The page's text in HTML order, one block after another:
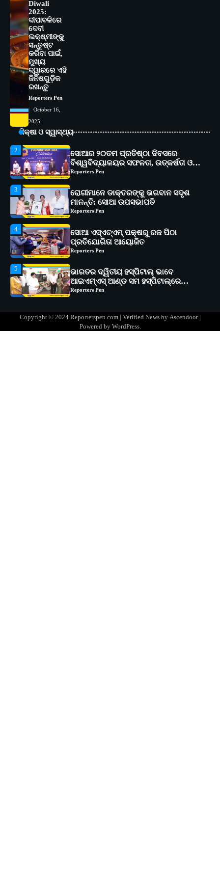
Diwali
2025:
ଦୀପାବଳିରେ
ଦେବୀ
ଲକ୍ଷ୍ମୀଙ୍କୁ
ସନ୍ତୁଷ୍ଟ
କରିବା ପାଇଁ,
ମୁଖ୍ୟ
ଦ୍ୱାରରେ ଏହି
ଜିନିଷଗୁଡ଼ିକ
ରଖନ୍ତୁ
Reporters Pen
October 16,
2025
ଶିକ୍ଷା ଓ ସ୍ୱାସ୍ଥ୍ୟ
5
1
2
ଅଗ୍ରଗତିର ସ୍ମୃତିଚାରଣ
Reporters Pen
3
ରୋଗୀମାନେ ଡାକ୍ତରଙ୍କୁ ଭଗବାନ ସଦୃଶ
ମାନନ୍ତି: ସୋଆ ଉପସଭାପତି
Reporters Pen
4
ସୋଆ ଏସ୍‌ଏଚ୍‌ଏମ୍ ପକ୍ଷରୁ ରଜ ପିଠା
ପ୍ରତିଯୋଗିତା ଆୟୋଜିତ
Reporters Pen
5
ଭାରତର ଦ୍ୱିତୀୟ ହସ୍ପିଟାଲ୍ ଭାବେ
ଆଇଏମ୍‌ଏସ୍ ଆଣ୍ଡ ସମ ହସ୍ପିଟାଲ୍‌ରେ
ଅତ୍ୟାଧୁନିକ ଡିଜିସ୍କାନର ସ୍ଥାପନ
Reporters Pen
1
ସୋଆ ପକ୍ଷରୁ ରାୱେ କାର୍ଯ୍ୟକ୍ରମ ଅଧୀନରେ
୧୧ଟି ଗ୍ରାମରେ ୧୬ଟି କୃଷକ ପ୍ରଶିକ୍ଷଣ
କାର୍ଯ୍ୟକ୍ରମ ଆୟୋଜିତ
Reporters Pen
ବିଶ୍ୱବିଦ୍ୟାଳୟର ସଫଳତା, ଉତ୍କର୍ଷତା ଓ
ଅଗ୍ରଗତିର ସ୍ମୃତିଚାରଣ
Reporters Pen
Copyright © 2024 Reporterspen.com | Verified News by Ascendoor|
Powered by WordPress.